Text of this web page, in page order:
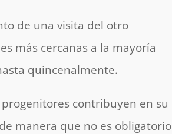
de una visita del otro
más cercanas a la mayoría
quincenalmente.
contribuyen en su
manera que no es obligatorio